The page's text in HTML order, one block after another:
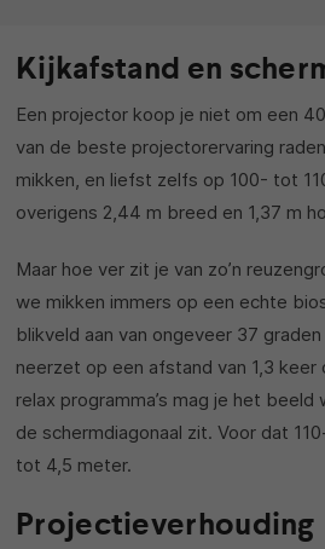
Kijkafstand en
Een projector koop je niet om een
van de beste projectorervaring
mikken, en liefst zelfs op 100- tot
overigens 2,44 m breed en 1,37 m
Maar hoe ver zit je van zo’n
we mikken immers op een echte
blikveld aan van ongeveer 37
neerzet op een afstand van 1,3
relax programma’s mag je het
de schermdiagonaal zit. Voor dat
tot 4,5 meter.
Projectieverhouding